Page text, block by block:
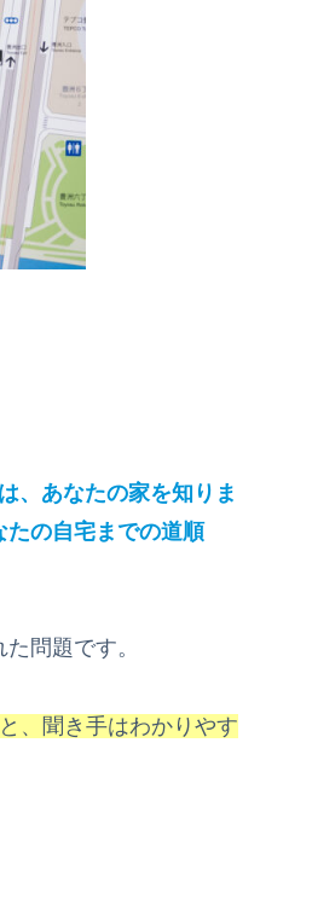
、あなたの家を知りま
の自宅までの道順
問題です。
、聞き手はわかりやす